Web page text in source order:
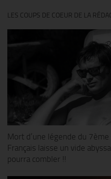
LES COUPS DE COEUR DE LA
Mort d’une légende du
Français laisse un vide
pourra combler !!